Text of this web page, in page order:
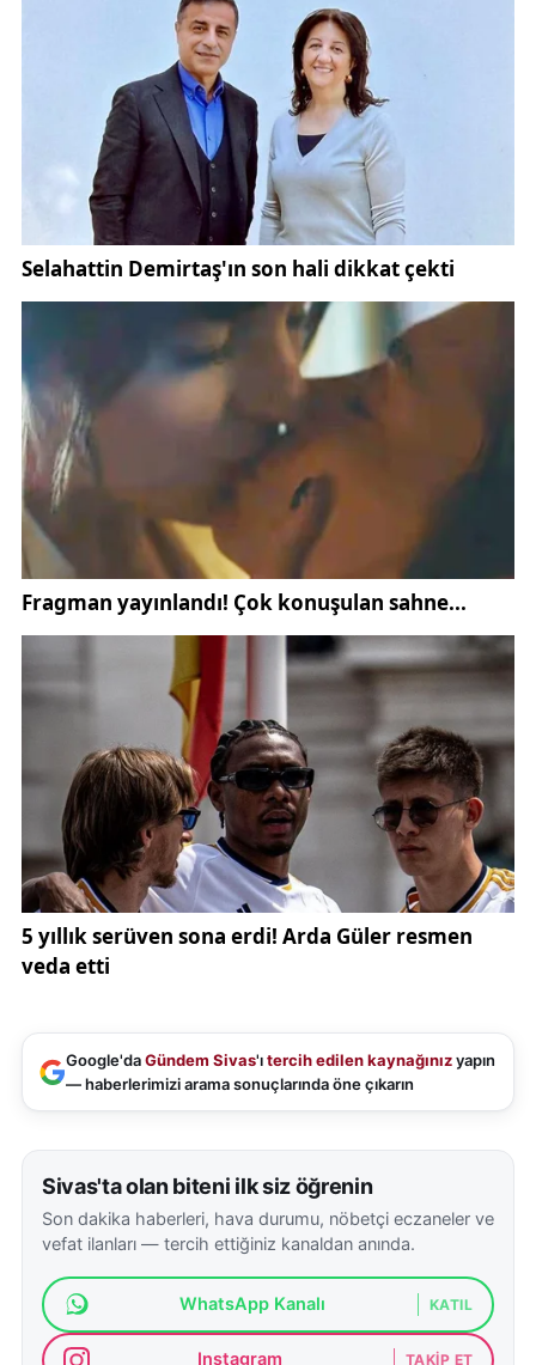
beraberliğimizi devam ettirdiysek bundan sonra da
devam ettireceğiz"
"Oynanan oyunları görmeliyiz"
Konuşmasında 'terörsüz Türkiye' sürecine değinen
Güler, ülkede her ferdin oynanan oyunları görmesi
gerektiği ifade ederek,
"Bakın son günlerde Sayın Cumhurbaşkanımızın
liderliğinde ortaya koyduğumuz bir aynı zamanda
duruş var. O da nedir? Terörsüz Türkiye. Yani bu
topraklarda huzurun, birliğin, beraberliğin devamı
için, kurulması için ve şiddetin ve silahın asla bu
topraklarda bir daha adının konuşulmaması için bir
çalışma yürütülüyor. Büyük fedakarlıklarla
kazandığımız bu değerleri mutlaka korumamız lazım.
İnşallah koruyacağız. 86 milyon aziz milletimizin her
bir ferdinin zarar görmemesi, birliğini, beraberliğini
muhafaza etmesi, kardeşçe bu topraklarda, huzur
içerisinde yaşaması için biz her türlü çalışmayı, her
türlü gayreti, çabayı sarf edeceğiz. Bunu da buradan
açıkça söylemek isterim. Ama uyanık olacağız. Aziz
milletimizin her bir ferdi bu konularda çok duyarlı
olmalı, oynanan oyunları görmeli"
dedi.
"Bizim Alevi-Sünni diye bir ayrımımız yok"
vurgulayan Güler,
"Görüyorsunuz kuzeyimizde bir Rusya-Ukrayna
Yine güneyimizde büyük riskler var. Daha yakın
zamanda katil İsrail'in İran'a saldırıları var. Durduk
yere bir anda, oldubittiyle, bir gece vakti. Bir
bağımsız egemen bir devlete saldırabiliyor.
Uluslararası hukuk ayaklar altına alınabiliyor.
Birleşmiş Milletler kararları yok sayılabiliyor.
Google'daGündem Sivas'ıtercih edilen kaynağınızyapın
— haberlerimizi arama sonuçlarında öne çıkarın
Sivas'ta olan biteni ilk siz öğrenin
Son dakika haberleri, hava durumu, nöbetçi eczaneler ve
vefat ilanları — tercih ettiğiniz kanaldan anında.
WhatsApp Kanalı KATIL
Instagram TAKIP ET